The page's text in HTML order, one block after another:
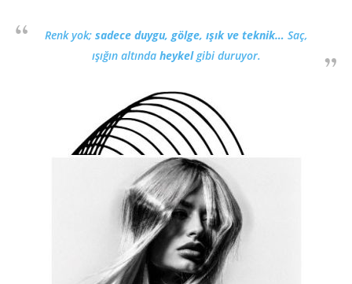
Renk yok; sadece duygu, gölge, ışık ve teknik… Saç,
ışığın altında heykelgibi duruyor.